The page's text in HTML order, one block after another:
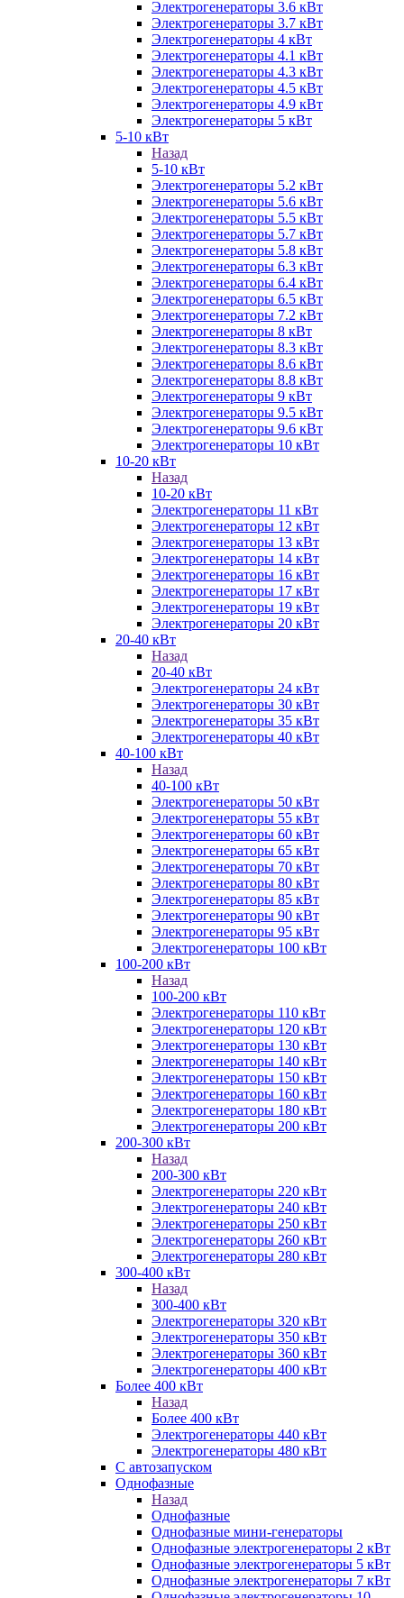
Электрогенераторы 3.6 кВт
Электрогенераторы 3.7 кВт
Электрогенераторы 4 кВт
Электрогенераторы 4.1 кВт
Электрогенераторы 4.3 кВт
Электрогенераторы 4.5 кВт
Электрогенераторы 4.9 кВт
Электрогенераторы 5 кВт
5-10 кВт
Назад
5-10 кВт
Электрогенераторы 5.2 кВт
Электрогенераторы 5.6 кВт
Электрогенераторы 5.5 кВт
Электрогенераторы 5.7 кВт
Электрогенераторы 5.8 кВт
Электрогенераторы 6.3 кВт
Электрогенераторы 6.4 кВт
Электрогенераторы 6.5 кВт
Электрогенераторы 7.2 кВт
Электрогенераторы 8 кВт
Электрогенераторы 8.3 кВт
Электрогенераторы 8.6 кВт
Электрогенераторы 8.8 кВт
Электрогенераторы 9 кВт
Электрогенераторы 9.5 кВт
Электрогенераторы 9.6 кВт
Электрогенераторы 10 кВт
10-20 кВт
Назад
10-20 кВт
Электрогенераторы 11 кВт
Электрогенераторы 12 кВт
Электрогенераторы 13 кВт
Электрогенераторы 14 кВт
Электрогенераторы 16 кВт
Электрогенераторы 17 кВт
Электрогенераторы 19 кВт
Электрогенераторы 20 кВт
20-40 кВт
Назад
20-40 кВт
Электрогенераторы 24 кВт
Электрогенераторы 30 кВт
Электрогенераторы 35 кВт
Электрогенераторы 40 кВт
40-100 кВт
Назад
40-100 кВт
Электрогенераторы 50 кВт
Электрогенераторы 55 кВт
Электрогенераторы 60 кВт
Электрогенераторы 65 кВт
Электрогенераторы 70 кВт
Электрогенераторы 80 кВт
Электрогенераторы 85 кВт
Электрогенераторы 90 кВт
Электрогенераторы 95 кВт
Электрогенераторы 100 кВт
100-200 кВт
Назад
100-200 кВт
Электрогенераторы 110 кВт
Электрогенераторы 120 кВт
Электрогенераторы 130 кВт
Электрогенераторы 140 кВт
Электрогенераторы 150 кВт
Электрогенераторы 160 кВт
Электрогенераторы 180 кВт
Электрогенераторы 200 кВт
200-300 кВт
Назад
200-300 кВт
Электрогенераторы 220 кВт
Электрогенераторы 240 кВт
Электрогенераторы 250 кВт
Электрогенераторы 260 кВт
Электрогенераторы 280 кВт
300-400 кВт
Назад
300-400 кВт
Электрогенераторы 320 кВт
Электрогенераторы 350 кВт
Электрогенераторы 360 кВт
Электрогенераторы 400 кВт
Более 400 кВт
Назад
Более 400 кВт
Электрогенераторы 440 кВт
Электрогенераторы 480 кВт
С автозапуском
Однофазные
Назад
Однофазные
Однофазные мини-генераторы
Однофазные электрогенераторы 2 кВт
Однофазные электрогенераторы 5 кВт
Однофазные электрогенераторы 7 кВт